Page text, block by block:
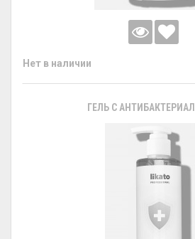
Нет в наличии
ГЕЛЬ С